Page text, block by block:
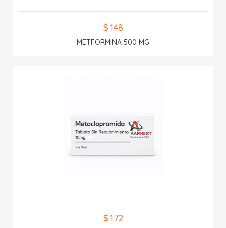
$ 1.48
METFORMINA 500 MG
$ 1.72